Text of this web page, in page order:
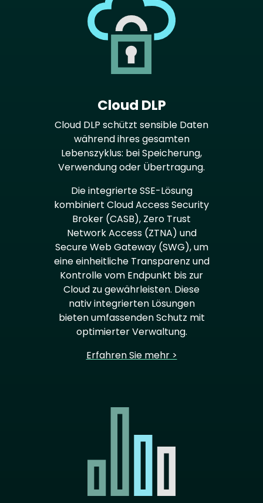
Cloud DLP
Cloud DLP schützt sensible Daten
während ihres gesamten
Lebenszyklus: bei Speicherung,
Verwendung oder Übertragung.
Die integrierte SSE-Lösung
kombiniert Cloud Access Security
Broker (CASB), Zero Trust
Network Access (ZTNA) und
Secure Web Gateway (SWG), um
eine einheitliche Transparenz und
Kontrolle vom Endpunkt bis zur
Cloud zu gewährleisten. Diese
nativ integrierten Lösungen
bieten umfassenden Schutz mit
optimierter Verwaltung.
Erfahren Sie mehr >